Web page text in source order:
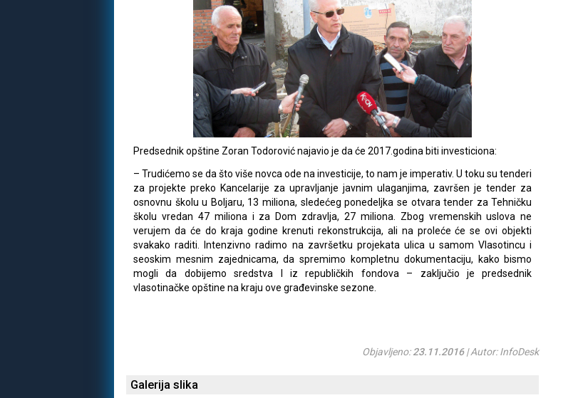
Predsednik opštine Zoran Todorović najavio je da će 2017.godina biti investiciona:
– Trudićemo se da što više novca ode na investicije, to nam je imperativ. U toku su tenderi
za projekte preko Kancelarije za upravljanje javnim ulaganjima, završen je tender za
osnovnu školu u Boljaru, 13 miliona, sledećeg ponedeljka se otvara tender za Tehničku
školu vredan 47 miliona i za Dom zdravlja, 27 miliona. Zbog vremenskih uslova ne
verujem da će do kraja godine krenuti rekonstrukcija, ali na proleće će se ovi objekti
svakako raditi. Intenzivno radimo na završetku projekata ulica u samom Vlasotincu i
seoskim mesnim zajednicama, da spremimo kompletnu dokumentaciju, kako bismo
mogli da dobijemo sredstva I iz republičkih fondova – zaključio je predsednik
vlasotinačke opštine na kraju ove građevinske sezone.
Objavljeno:23.11.2016| Autor: InfoDesk
Galerija slika